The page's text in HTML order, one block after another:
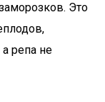
Это
репа не